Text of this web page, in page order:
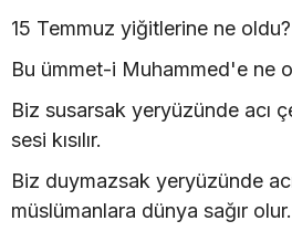
15 Temmuz yiğitlerine ne oldu?
Bu ümmet-i Muhammed'e ne
Biz susarsak yeryüzünde acı
sesi kısılır.
Biz duymazsak yeryüzünde
müslümanlara dünya sağır olur.